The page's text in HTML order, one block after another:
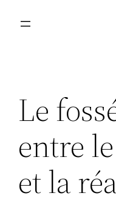
Le
entre
et la